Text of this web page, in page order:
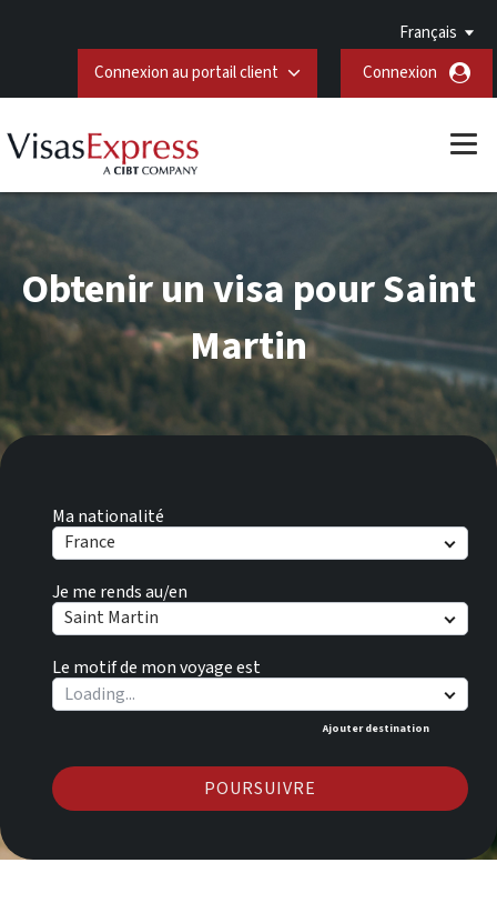
Français
Connexion au portail client
Connexion
Ma nationalité
France
Je me rends au/en
Saint Martin
Le motif de mon voyage est
Ajouter destination
POURSUIVRE
Obtenir un visa pour Saint
Martin